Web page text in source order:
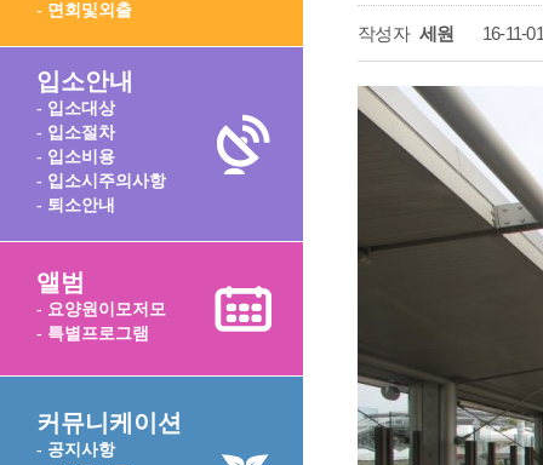
- 면회및외출
입소안내
- 입소대상
- 입소절차
- 입소비용
- 입소시주의사항
- 퇴소안내
앨범
- 요양원이모저모
- 특별프로그램
커뮤니케이션
- 공지사항
작성자 세원 16-11-